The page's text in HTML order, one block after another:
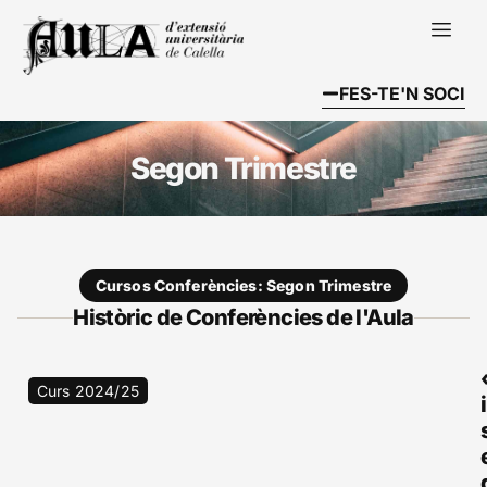
FES-TE'N SOCI
Segon Trimestre
Cursos Conferències: Segon Trimestre
Històric de Conferències de l'Aula
Curs 2024/25